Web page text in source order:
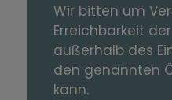
Wir bitten um
Erreichbarkeit
außerhalb des
den genannten
kann.